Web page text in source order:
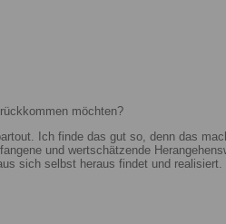
möchten?
Ich finde das gut so, denn das
und wertschätzende
sich selbst heraus findet und realisiert.